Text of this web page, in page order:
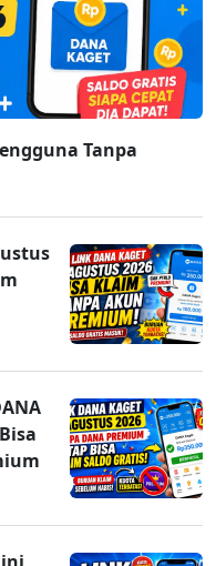
Tanpa